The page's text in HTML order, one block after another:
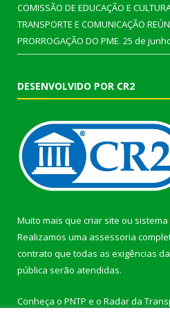
COMISSÃO DE EDUCAÇÃO E
TRANSPORTE E COMUNICAÇÃO
PRORROGAÇÃO DO PME. 25 de
DESENVOLVIDO POR CR2
Muito mais que criar site ou
Realizamos uma assessoria
contrato que todas as exigências
pública serão atendidas.
Conheça o PNTP e o Radar da